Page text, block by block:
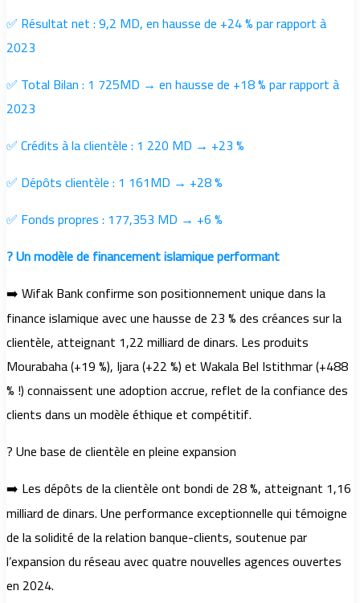
✅ Résultat net : 9,2 MD, en hausse de +24 % par rapport à
2023
✅ Total Bilan : 1 725MD → en hausse de +18 % par rapport à
2023
✅ Crédits à la clientèle : 1 220 MD → +23 %
✅ Dépôts clientèle : 1 161MD → +28 %
✅ Fonds propres : 177,353 MD → +6 %
? Un modèle de financement islamique performant
➡️ Wifak Bank confirme son positionnement unique dans la
finance islamique avec une hausse de 23 % des créances sur la
clientèle, atteignant 1,22 milliard de dinars. Les produits
Mourabaha (+19 %), Ijara (+22 %) et Wakala Bel Istithmar (+488
% !) connaissent une adoption accrue, reflet de la confiance des
clients dans un modèle éthique et compétitif.
? Une base de clientèle en pleine expansion
➡️ Les dépôts de la clientèle ont bondi de 28 %, atteignant 1,16
milliard de dinars. Une performance exceptionnelle qui témoigne
de la solidité de la relation banque-clients, soutenue par
l’expansion du réseau avec quatre nouvelles agences ouvertes
en 2024.